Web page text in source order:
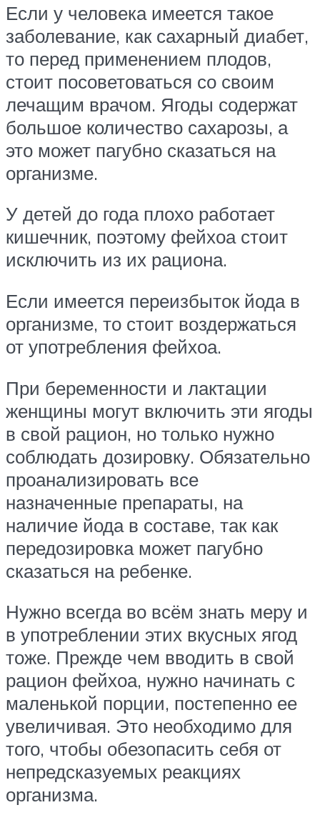
Если у человека имеется такое
заболевание, как сахарный диабет,
то перед применением плодов,
стоит посоветоваться со своим
лечащим врачом. Ягоды содержат
большое количество сахарозы, а
это может пагубно сказаться на
организме.
У детей до года плохо работает
кишечник, поэтому фейхоа стоит
исключить из их рациона.
Если имеется переизбыток йода в
организме, то стоит воздержаться
от употребления фейхоа.
При беременности и лактации
женщины могут включить эти ягоды
в свой рацион, но только нужно
соблюдать дозировку. Обязательно
проанализировать все
назначенные препараты, на
наличие йода в составе, так как
передозировка может пагубно
сказаться на ребенке.
Нужно всегда во всём знать меру и
в употреблении этих вкусных ягод
тоже. Прежде чем вводить в свой
рацион фейхоа, нужно начинать с
маленькой порции, постепенно ее
увеличивая. Это необходимо для
того, чтобы обезопасить себя от
непредсказуемых реакциях
организма.